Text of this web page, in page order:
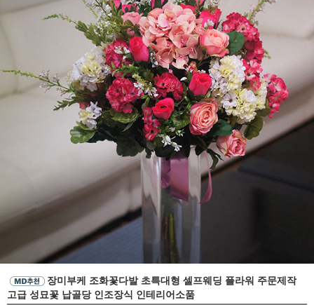
장미부케 조화꽃다발 초특대형 셀프웨딩 플라워 주문제작
고급 성묘꽃 납골당 인조장식 인테리어소품